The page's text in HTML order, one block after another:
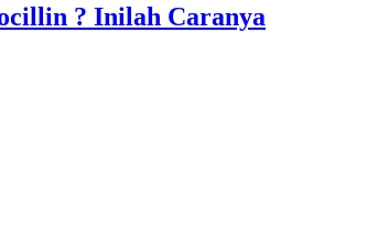
? Inilah Caranya